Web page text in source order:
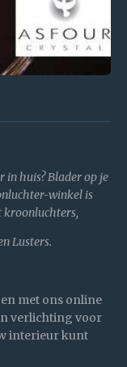
in huis? Blader op je
winkel is
kroonluchters,
Lusters.
met ons online
verlichting voor
interieur kunt